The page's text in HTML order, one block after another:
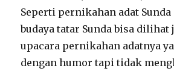
Seperti pernikahan adat
budaya tatar Sunda bisa dilihat
upacara pernikahan adatnya
dengan humor tapi tidak